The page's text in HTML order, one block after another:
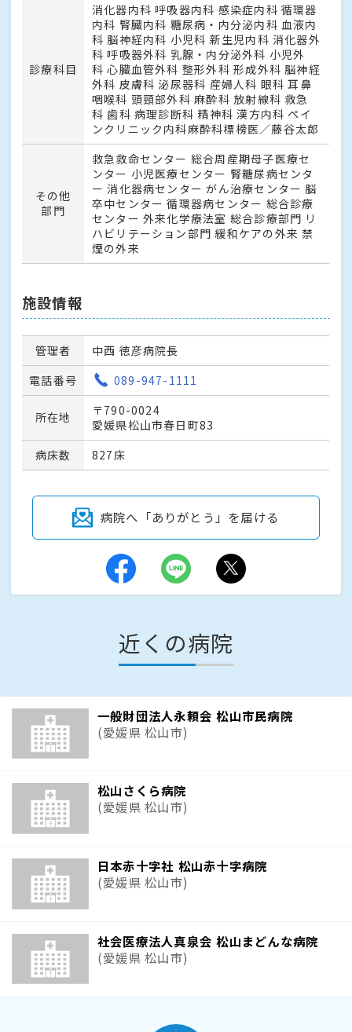
診療科目
消化器内科 呼吸器内科 感染症内科 循環器
内科 腎臓内科 糖尿病・内分泌内科 血液内
科 脳神経内科 小児科 新生児内科 消化器外
科 呼吸器外科 乳腺・内分泌外科 小児外
科 心臓血管外科 整形外科 形成外科 脳神経
外科 皮膚科 泌尿器科 産婦人科 眼科 耳鼻
咽喉科 頭頸部外科 麻酔科 放射線科 救急
科 歯科 病理診断科 精神科 漢方内科 ペイ
ンクリニック内科麻酔科標榜医／藤谷太郎
その他
部門
救急救命センター 総合周産期母子医療セ
ンター 小児医療センター 腎糖尿病センタ
ー 消化器病センター がん治療センター 脳
卒中センター 循環器病センター 総合診療
センター 外来化学療法室 総合診療部門 リ
ハビリテーション部門 緩和ケアの外来 禁
煙の外来
施設情報
管理者
中西 徳彦病院長
電話番号
089-947-1111
所在地
〒790-0024
愛媛県松山市春日町83
病床数
827床
病院へ「ありがとう」を届ける
近くの病院
一般財団法人永頼会 松山市民病院
(愛媛県 松山市)
松山さくら病院
(愛媛県 松山市)
日本赤十字社 松山赤十字病院
(愛媛県 松山市)
社会医療法人真泉会 松山まどんな病院
(愛媛県 松山市)